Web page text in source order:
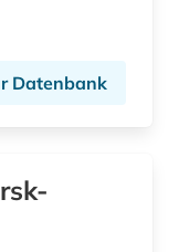
franziszeische landesaufnahme (1)
Datenbank